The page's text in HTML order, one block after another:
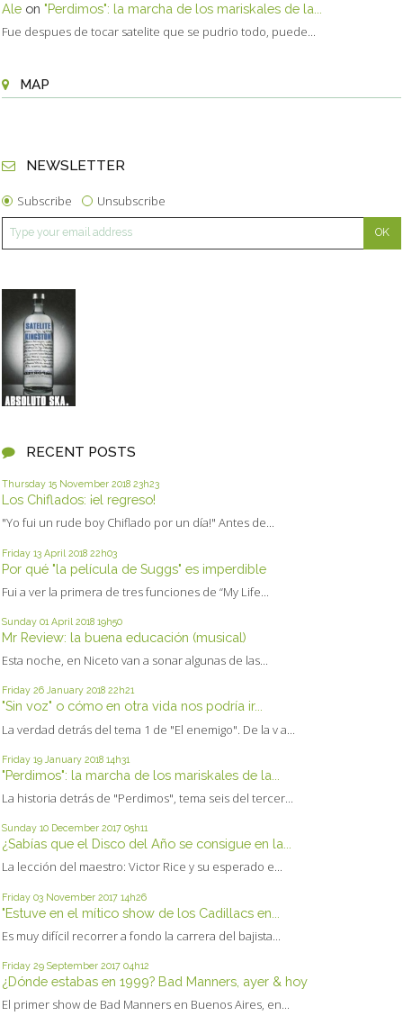
Ale on "Perdimos": la marcha de los mariskales de la...
Fue despues de tocar satelite que se pudrio todo, puede...
MAP
NEWSLETTER
Subscribe Unsubscribe
RECENT POSTS
Thursday 15 November 2018 23h23
Los Chiflados: ¡el regreso!
"Yo fui un rude boy Chiflado por un día!" Antes de...
Friday 13 April 2018 22h03
Por qué "la película de Suggs" es imperdible
Fui a ver la primera de tres funciones de “My Life...
Sunday 01 April 2018 19h50
Mr Review: la buena educación (musical)
Esta noche, en Niceto van a sonar algunas de las...
Friday 26 January 2018 22h21
"Sin voz" o cómo en otra vida nos podría ir...
La verdad detrás del tema 1 de "El enemigo". De la v a...
Friday 19 January 2018 14h31
"Perdimos": la marcha de los mariskales de la...
La historia detrás de "Perdimos", tema seis del tercer...
Sunday 10 December 2017 05h11
¿Sabías que el Disco del Año se consigue en la...
La lección del maestro: Victor Rice y su esperado e...
Friday 03 November 2017 14h26
"Estuve en el mítico show de los Cadillacs en...
Es muy difícil recorrer a fondo la carrera del bajista...
Friday 29 September 2017 04h12
¿Dónde estabas en 1999? Bad Manners, ayer & hoy
El primer show de Bad Manners en Buenos Aires, en...